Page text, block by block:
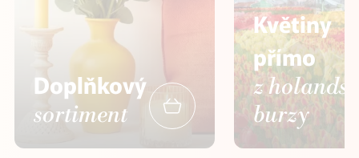
Doplňkový
sortiment
Květiny
přímo
z
burzy